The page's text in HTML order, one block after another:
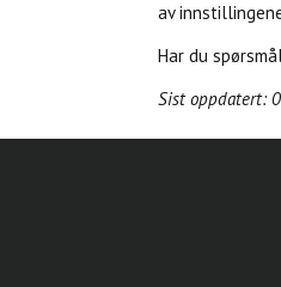
av
Har du
Sist oppdatert: